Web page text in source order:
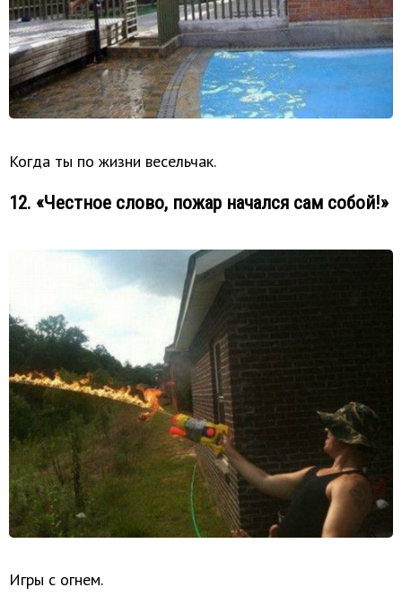
Когда ты по жизни весельчак.
12. «Честное слово, пожар начался сам собой!»
Игры с огнем.